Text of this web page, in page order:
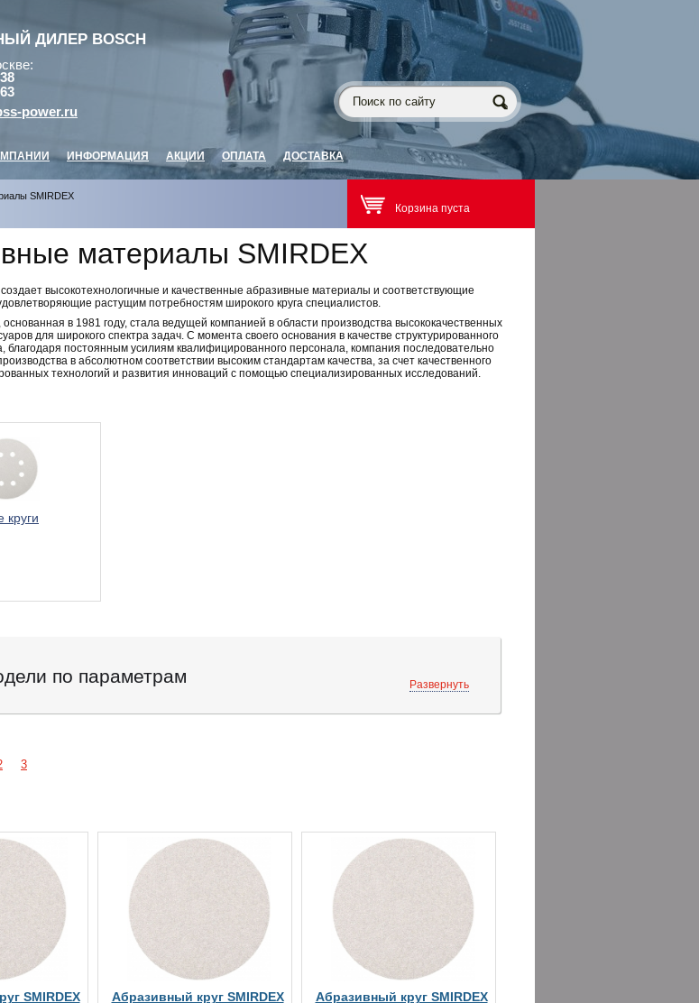
ДИЛЕР BOSCH
power.ru
ИНФОРМАЦИЯ АКЦИИ ОПЛАТА ДОСТАВКА
SMIRDEX
Корзина пуста
материалы SMIRDEX
высокотехнологичные и качественные абразивные материалы и соответствующие
растущим потребностям широкого круга специалистов.
в 1981 году, стала ведущей компанией в области производства высококачественных
для широкого спектра задач. С момента своего основания в качестве структурированного
благодаря постоянным усилиям квалифицированного персонала, компания последовательно
в абсолютном соответствии высоким стандартам качества, за счет качественного
технологий и развития инноваций с помощью специализированных исследований.
круги
по параметрам Развернуть
3
SMIRDEX
Абразивный круг SMIRDEX
Абразивный круг SMIRDEX